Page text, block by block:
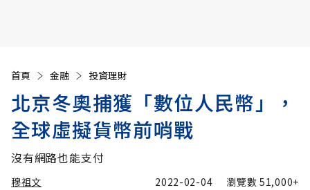
首頁 金融 投資理財
北京冬奧捕獲「數位人民幣」，
全球虛擬貨幣前哨戰
沒有網路也能支付
穆祖文 2022-02-04 瀏覽數51,000+